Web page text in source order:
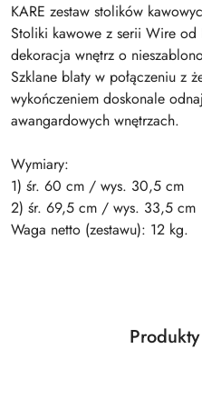
KARE zestaw stolików
Stoliki kawowe z serii Wire od
dekoracja wnętrz o
Szklane blaty w połączeniu z
wykończeniem doskonale
awangardowych wnętrzach.
Wymiary:
1) śr. 60 cm / wys. 30,5 cm
2) śr. 69,5 cm / wys. 33,5 cm
Waga netto (zestawu): 12 kg.
Pomiń karuzelęProdukty